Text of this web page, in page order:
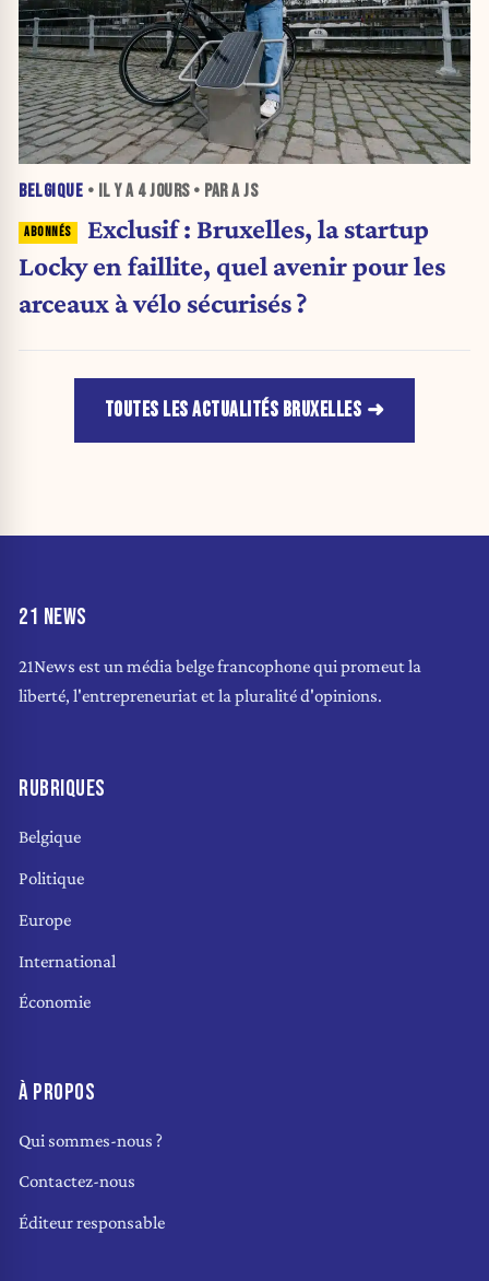
BELGIQUE • IL Y A 4 JOURS• PAR A JS
Exclusif : Bruxelles, la startup
Locky en faillite, quel avenir pour les
arceaux à vélo sécurisés ?
TOUTES LES ACTUALITÉS BRUXELLES
21 NEWS
21News est un média belge francophone qui promeut la
liberté, l'entrepreneuriat et la pluralité d'opinions.
RUBRIQUES
Belgique
Politique
Europe
International
Économie
À PROPOS
Qui sommes-nous ?
Contactez-nous
Éditeur responsable